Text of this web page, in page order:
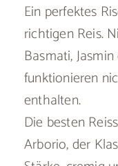
Ein perfektes
richtigen Reis.
Basmati,
funktionieren
enthalten.
Die besten
Arborio, der